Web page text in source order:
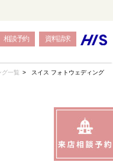
相談予約 資料請求
一覧 スイス フォトウェディング